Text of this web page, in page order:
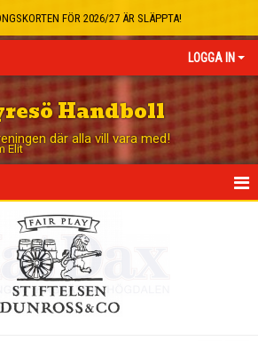
FÖR 2026/27 ÄR SLÄPPTA!
LOGGA IN
Handboll
där alla vill vara med!
Elit